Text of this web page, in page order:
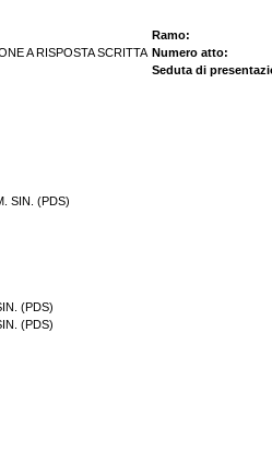
Ramo:
A RISPOSTA SCRITTA Numero atto:
Seduta di
SIN. (PDS)
(PDS)
(PDS)